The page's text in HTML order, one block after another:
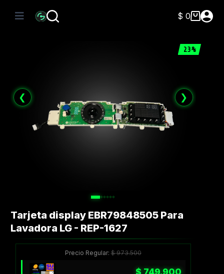
Carro
$ 0
23%
❮ ❯
Tarjeta display EBR79848505 Para
Lavadora LG - REP-1627
Precio Regular:$973.500
$ 749.900